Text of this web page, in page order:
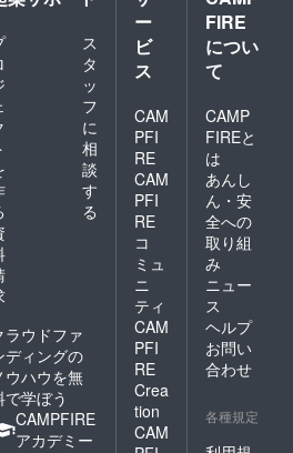
ス
タ
ッ
フ
に
相
談
す
る
ラウドファ
ディングの
ウハウを無
で学ぼう
CAMPFIRE
アカデミー
ー
ビ
ス
CAM
PFI
RE
CAM
PFI
RE
コ
ミュ
ニ
ティ
CAM
PFI
RE
Crea
tion
CAM
FIRE
につい
て
CAMP
FIREと
は
あんし
ん・安
全への
取り組
み
ニュー
ス
ヘルプ
お問い
合わせ
各種規定